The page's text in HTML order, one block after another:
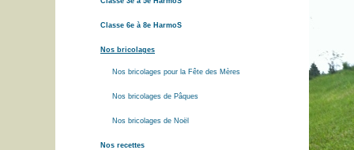
Classe 6e à 8e HarmoS
Nos bricolages
Nos bricolages pour la Fête des Mères
Nos bricolages de Pâques
Nos bricolages de Noël
Nos recettes